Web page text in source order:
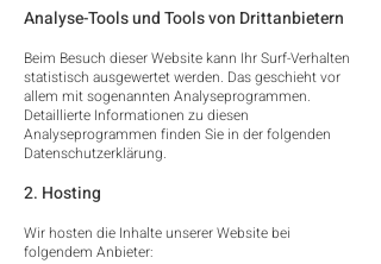
Analyse-Tools und Tools von Drittanbietern
Beim Besuch dieser Website kann Ihr Surf-Verhalten
statistisch ausgewertet werden. Das geschieht vor
allem mit sogenannten Analyseprogrammen.
Detaillierte Informationen zu diesen
Analyseprogrammen finden Sie in der folgenden
Datenschutzerklärung.
2. Hosting
Wir hosten die Inhalte unserer Website bei
folgendem Anbieter: